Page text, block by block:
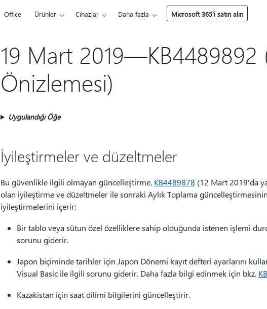
Office Ürünler Cihazlar Daha fazla Microsoft 365’i satın alın
19 Mart 2019—KB4489892
Önizlemesi)
Uygulandığı Öğe
İyileştirmeler ve düzeltmeler
Bu güvenlikle ilgili olmayan güncelleştirme, KB4489878 (12 Mart 2019'da
olan iyileştirme ve düzeltmeler ile sonraki Aylık Toplama
iyileştirmelerini içerir:
Bir tablo veya sütun özel özelliklere sahip olduğunda istenen işlemi
sorunu giderir.
Japon biçiminde tarihler için Japon Dönemi kayıt defteri ayarlarını
Visual Basic ile ilgili sorunu giderir. Daha fazla bilgi edinmek için bkz.
Kazakistan için saat dilimi bilgilerini güncelleştirir.